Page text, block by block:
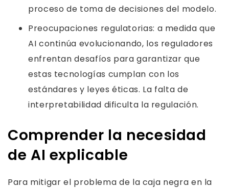
proceso de toma de decisiones del modelo.
Preocupaciones regulatorias: a medida que
AI continúa evolucionando, los reguladores
enfrentan desafíos para garantizar que
estas tecnologías cumplan con los
estándares y leyes éticas. La falta de
interpretabilidad dificulta la regulación.
Comprender la necesidad
de AI explicable
Para mitigar el problema de la caja negra en la